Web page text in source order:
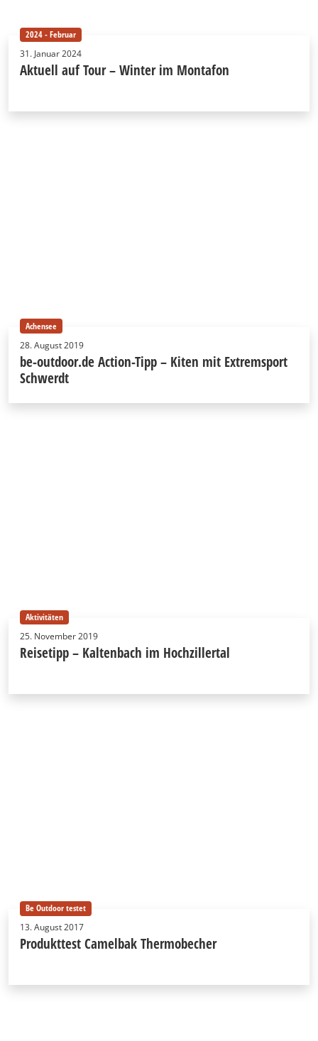
2024 - Februar
31. Januar 2024
Aktuell auf Tour – Winter im Montafon
Achensee
28. August 2019
be-outdoor.de Action-Tipp – Kiten mit Extremsport
Schwerdt
Aktivitäten
25. November 2019
Reisetipp – Kaltenbach im Hochzillertal
Be Outdoor testet
13. August 2017
Produkttest Camelbak Thermobecher